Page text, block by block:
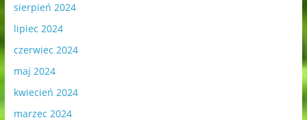
sierpień 2024
lipiec 2024
czerwiec 2024
maj 2024
kwiecień 2024
marzec 2024